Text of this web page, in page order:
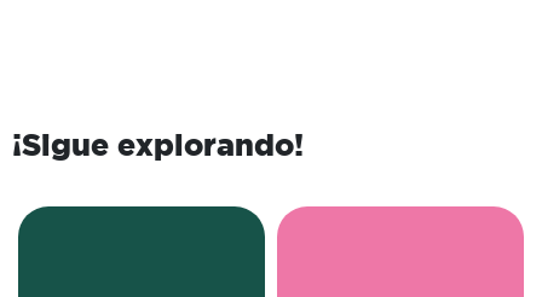
¡Sigue explorando!